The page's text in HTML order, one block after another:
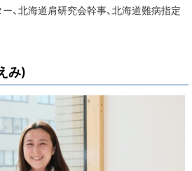
、北海道肩研究会幹事、北海道難病指定
み)